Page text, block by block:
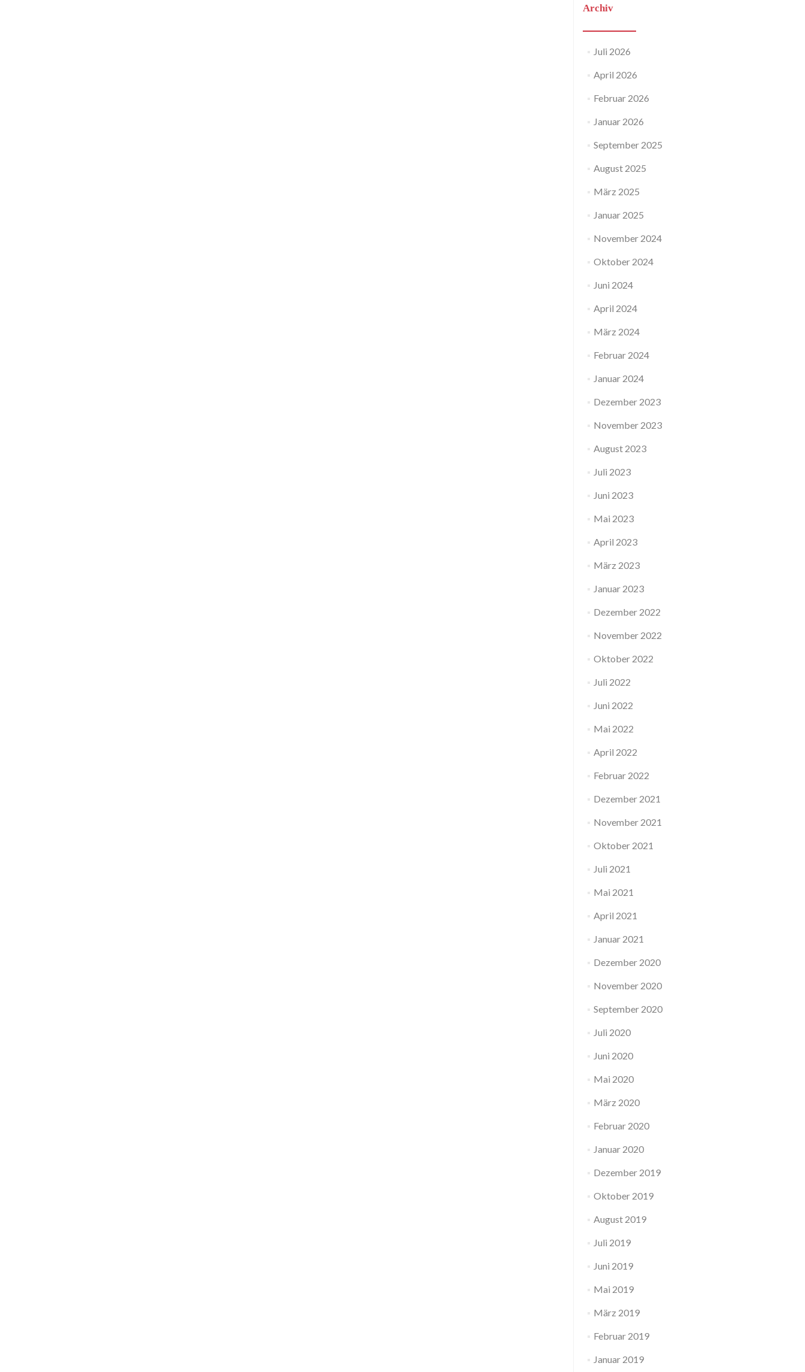
Archiv
Juli 2026
April 2026
Februar 2026
Januar 2026
September 2025
August 2025
März 2025
Januar 2025
November 2024
Oktober 2024
Juni 2024
April 2024
März 2024
Februar 2024
Januar 2024
Dezember 2023
November 2023
August 2023
Juli 2023
Juni 2023
Mai 2023
April 2023
März 2023
Januar 2023
Dezember 2022
November 2022
Oktober 2022
Juli 2022
Juni 2022
Mai 2022
April 2022
Februar 2022
Dezember 2021
November 2021
Oktober 2021
Juli 2021
Mai 2021
April 2021
Januar 2021
Dezember 2020
November 2020
September 2020
Juli 2020
Juni 2020
Mai 2020
März 2020
Februar 2020
Januar 2020
Dezember 2019
Oktober 2019
August 2019
Juli 2019
Juni 2019
Mai 2019
März 2019
Februar 2019
Januar 2019